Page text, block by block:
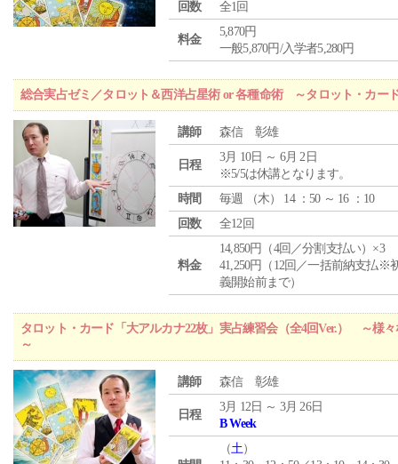
回数
全1回
料金
5,870円
一般5,870円/入学者5,280円
総合実占ゼミ／タロット＆西洋占星術 or 各種命術 ～タロット・カー
講師 森信 彰雄
日程
3月 10日 ～ 6月 2日
※5/5は休講となります。
時間
毎週 （木） 14 ：50 ～ 16 ：10
回数
全12回
料金
14,850円（4回／分割支払い）×3
41,250円（12回／一括前納支払※
義開始前まで）
タロット・カード「大アルカナ22枚」実占練習会（全4回Ver.） ～様
～
講師 森信 彰雄
日程
3月 12日 ～ 3月 26日
B Week
（土）